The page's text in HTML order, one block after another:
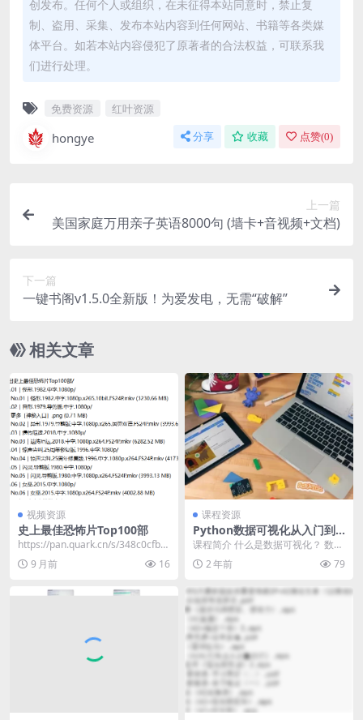
创发布。任何个人或组织，在未征得本站同意时，禁止复
制、盗用、采集、发布本站内容到任何网站、书籍等各类媒
体平台。如若本站内容侵犯了原著者的合法权益，可联系我
们进行处理。
免费资源 红叶资源
hongye 分享 收藏 点赞(0)
上一篇
美国家庭万用亲子英语8000句 (墙卡+音视频+文档)
下一篇
一键书阁v1.5.0全新版！为爱发电，无需“破解”
相关文章
视频资源
史上最佳恐怖片Top100部
​https://pan.quark.cn/s/348c0cfbc
029 Red...
9 月前 16
课程资源
Python数据可视化从入门到
实战
课程简介 什么是数据可视化？ 数据
可视化是为了使得数据更高效地反
应数据情况，便于...
2 年前 79